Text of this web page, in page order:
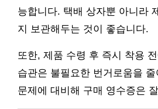
능합니다. 택배 상자뿐 아니라
지 보관해두는 것이 좋습니다.
또한, 제품 수령 후 즉시 착용
습관은 불필요한 번거로움을
문제에 대비해 구매 영수증은